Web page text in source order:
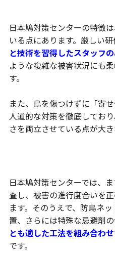
日本鳩対策センターの特徴
いる点にあります。厳しい研
と技術を習得したスタッフ
ような複雑な被害状況にも
す。
また、鳥を傷つけずに「寄
人道的な対策を徹底してお
さを両立させている点が大き
日本鳩対策センターでは、
査し、被害の進行度合いを
ます。そのうえで、防鳥ネ
置、さらには特殊な忌避剤の
とも適した工法を組み合わ
です。